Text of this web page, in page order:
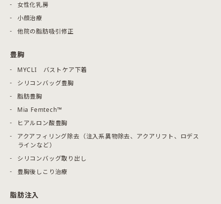
女性化乳房
小顔治療
他院の脂肪吸引修正
豊胸
MYCLI バストケア下着
シリコンバッグ豊胸
脂肪豊胸
Mia Femtech™
ヒアルロン酸豊胸
アクアフィリング除去（注入系異物除去、アクアリフト、ロデス
ラインなど）
シリコンバッグ取り出し
豊胸後しこり治療
脂肪注入